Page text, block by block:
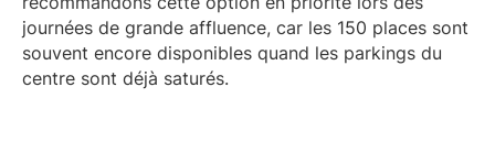
journées de grande affluence, car les 150 places sont
souvent encore disponibles quand les parkings du
centre sont déjà saturés.